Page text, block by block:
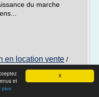
X
et
plus
du marche
en location vente /
de vente d'une
d une maison
maison